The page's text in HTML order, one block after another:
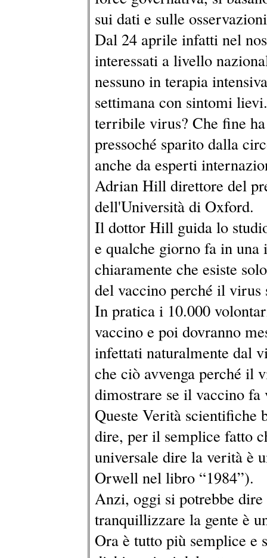
sui dati e sulle
Dal 24 aprile infatti nel
interessati a livello
nessuno in terapia
settimana con sintomi
terribile virus? Che fine
pressoché sparito dalla
anche da esperti
Adrian Hill direttore del
dell'Università di Oxford.
Il dottor Hill guida lo
e qualche giorno fa in una
chiaramente che esiste
del vaccino perché il virus
In pratica i 10.000
vaccino e poi dovranno
infettati naturalmente dal
che ciò avvenga perché il
dimostrare se il vaccino fa
Queste Verità scientifiche
dire, per il semplice fatto
universale dire la verità è
Orwell nel libro “1984”).
Anzi, oggi si potrebbe
tranquillizzare la gente è
Ora è tutto più semplice e